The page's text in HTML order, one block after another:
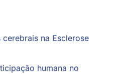
na Esclerose
humana no